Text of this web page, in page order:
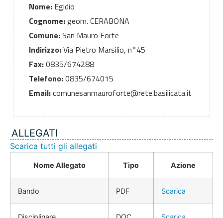
Nome:Egidio
Cognome:geom. CERABONA
Comune:San Mauro Forte
Indirizzo:Via Pietro Marsilio, n°45
Fax:0835/674288
Telefono:0835/674015
Email:comunesanmauroforte@rete.basilicata.it
ALLEGATI
Scarica tutti gli allegati
Nome Allegato Tipo Azione
Bando PDF Scarica